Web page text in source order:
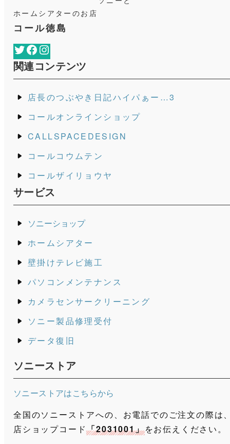
ホームシアターのお店
コール徳島
TwitterFacebook
関連コンテンツ
店長のつぶやき日記ハイパぁー…3
コールオンラインショップ
CALLSPACEDESIGN
コールコウムテン
コールザイリョウヤ
サービス
ソニーショップ
ホームシアター
壁掛けテレビ施工
パソコンメンテナンス
カメラセンサークリーニング
ソニー製品修理受付
データ復旧
ソニーストア
ソニーストアはこちらから
全国のソニーストアへの、お電話でのご注文の際は
店ショップコード「2031001」をお伝えください。